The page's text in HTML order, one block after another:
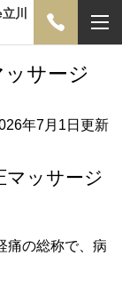
川
サージ
年7月1日更新
マッサージ
痛の総称で、病